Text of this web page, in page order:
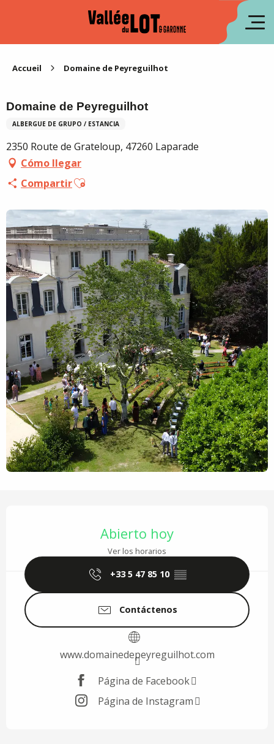
Accueil Domaine de Peyreguilhot
Domaine de Peyreguilhot
ALBERGUE DE GRUPO / ESTANCIA
2350 Route de Grateloup, 47260 Laparade
Cómo llegar
CompartirAjouter aux favoris
Abierto hoy
Ver los horarios
+33 5 47 85 10 ▒▒
Contáctenos
www.domainedepeyreguilhot.com
Página de Facebook
Página de Instagram